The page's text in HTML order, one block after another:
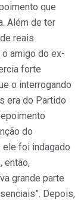
que
Além de ter
reais
o amigo do ex-
forte
o interrogando
era do Partido
do
ele foi indagado
então,
grande parte
Depois,